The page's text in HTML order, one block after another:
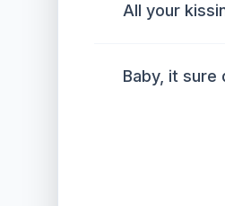
All your
Baby, it sure